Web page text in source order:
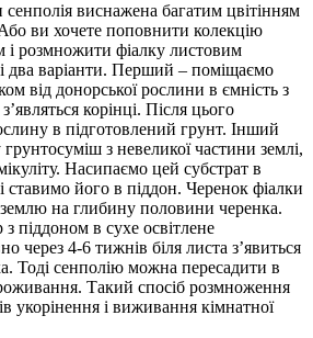
сенполія виснажена багатим цвітінням
ви хочете поповнити колекцію
і розмножити фіалку листовим
два варіанти. Перший – поміщаємо
від донорської рослини в ємність з
корінці. Після цього
в підготовлений грунт. Інший
з невеликої частини землі,
Насипаємо цей субстрат в
ставимо його в піддон. Черенок фіалки
на глибину половини черенка.
піддоном в сухе освітлене
через 4-6 тижнів біля листа з’явиться
Тоді сенполію можна пересадити в
Такий спосіб розмноження
укорінення і виживання кімнатної